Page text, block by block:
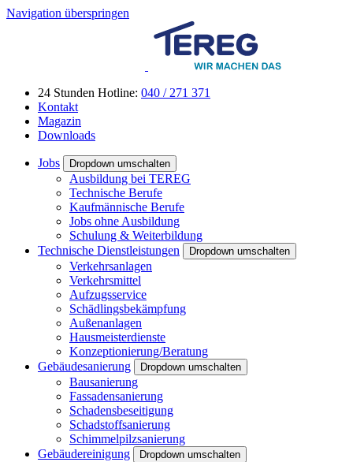
Navigation überspringen
24 Stunden Hotline: 040 / 271 371
Kontakt
Magazin
Downloads
Jobs Dropdown umschalten
Ausbildung bei TEREG
Technische Berufe
Kaufmännische Berufe
Jobs ohne Ausbildung
Schulung & Weiterbildung
Technische Dienstleistungen
Dropdown umschalten
Verkehrsanlagen
Verkehrsmittel
Aufzugsservice
Schädlingsbekämpfung
Außenanlagen
Hausmeisterdienste
Konzeptionierung/Beratung
Gebäudesanierung
Dropdown umschalten
Bausanierung
Fassadensanierung
Schadensbeseitigung
Schadstoffsanierung
Schimmelpilzsanierung
Gebäudereinigung
Dropdown umschalten